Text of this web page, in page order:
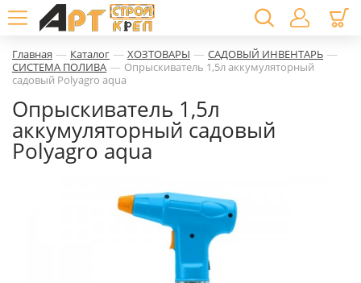
Главная — Каталог — ХОЗТОВАРЫ — САДОВЫЙ ИНВЕНТАРЬ —
СИСТЕМА ПОЛИВА — Опрыскиватель 1,5л аккумуляторный
садовый Polyagro aqua
Опрыскиватель 1,5л
аккумуляторный садовый
Polyagro aqua